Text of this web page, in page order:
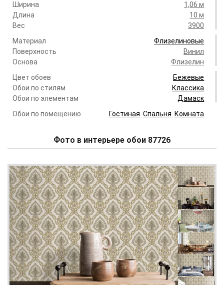
Ширина
1,06 м
Длина
10 м
Вес
3900
Материал
Флизелиновые
Поверхность
Винил
Основа
Флизелин
Цвет обоев
Бежевые
Обои по стилям
Классика
Обои по элементам
Дамаск
Обои по помещению
Гостиная.Спальня. Комната
Фото в интерьере обои 87726